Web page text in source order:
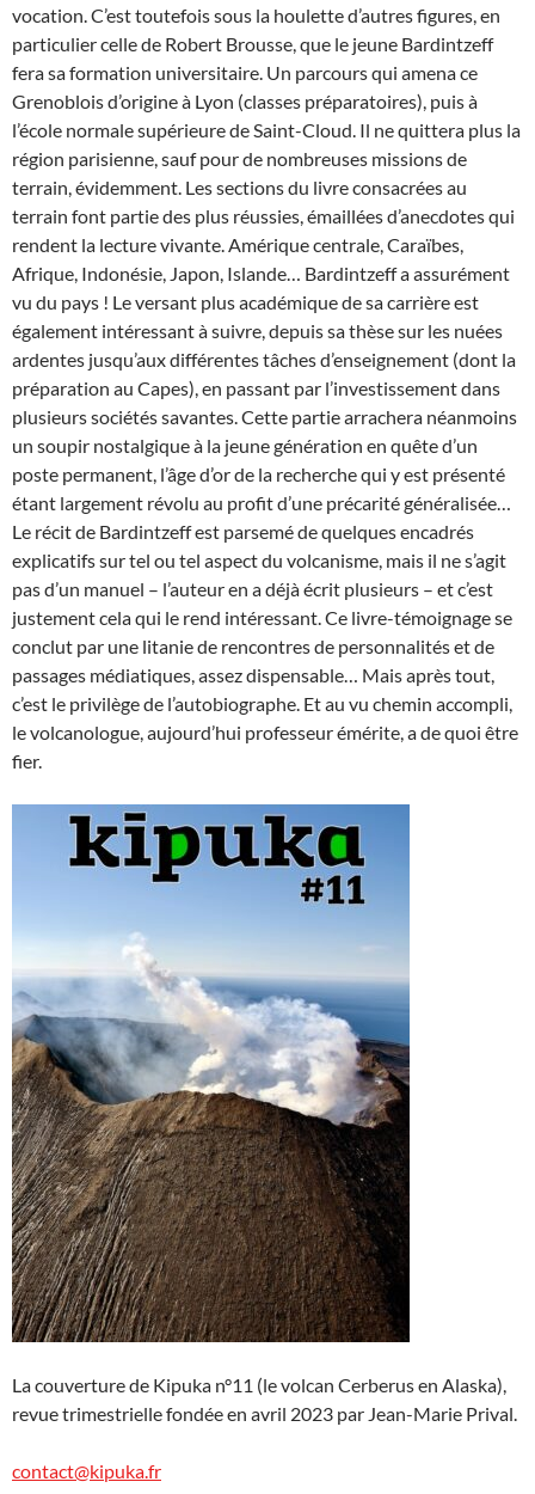
vocation. C’est toutefois sous la houlette d’autres figures, en
particulier celle de Robert Brousse, que le jeune Bardintzeff
fera sa formation universitaire. Un parcours qui amena ce
Grenoblois d’origine à Lyon (classes préparatoires), puis à
l’école normale supérieure de Saint-Cloud. Il ne quittera plus la
région parisienne, sauf pour de nombreuses missions de
terrain, évidemment. Les sections du livre consacrées au
terrain font partie des plus réussies, émaillées d’anecdotes qui
rendent la lecture vivante. Amérique centrale, Caraïbes,
Afrique, Indonésie, Japon, Islande… Bardintzeff a assurément
vu du pays ! Le versant plus académique de sa carrière est
également intéressant à suivre, depuis sa thèse sur les nuées
ardentes jusqu’aux différentes tâches d’enseignement (dont la
préparation au Capes), en passant par l’investissement dans
plusieurs sociétés savantes. Cette partie arrachera néanmoins
un soupir nostalgique à la jeune génération en quête d’un
poste permanent, l’âge d’or de la recherche qui y est présenté
étant largement révolu au profit d’une précarité généralisée…
Le récit de Bardintzeff est parsemé de quelques encadrés
explicatifs sur tel ou tel aspect du volcanisme, mais il ne s’agit
pas d’un manuel – l’auteur en a déjà écrit plusieurs – et c’est
justement cela qui le rend intéressant. Ce livre-témoignage se
conclut par une litanie de rencontres de personnalités et de
passages médiatiques, assez dispensable… Mais après tout,
c’est le privilège de l’autobiographe. Et au vu chemin accompli,
le volcanologue, aujourd’hui professeur émérite, a de quoi être
fier.
La couverture de Kipuka n°11 (le volcan Cerberus en Alaska),
revue trimestrielle fondée en avril 2023 par Jean-Marie Prival.
contact@kipuka.fr